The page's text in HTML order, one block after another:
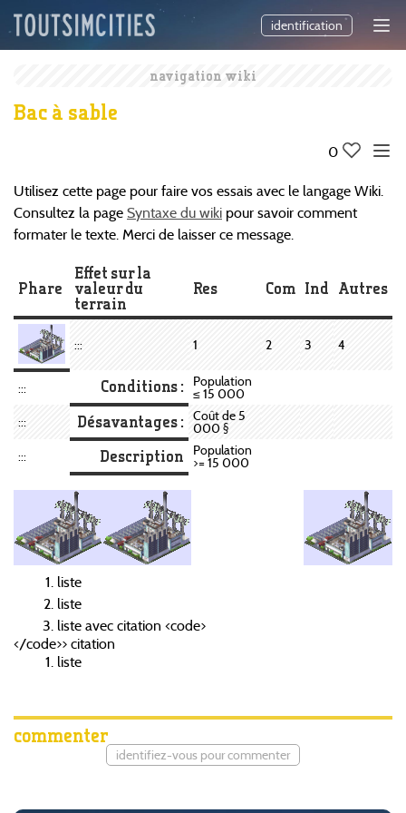
identification
navigation wiki
Bac à sable
0
Utilisez cette page pour faire vos essais avec le langage Wiki.
Consultez la page Syntaxe du wiki pour savoir comment
formater le texte. Merci de laisser ce message.
Phare
Effet sur la
valeur du
terrain
Res Com Ind Autres
::: 1 2 3 4
::: Conditions : Population
≤ 15 000
:::
Désavantages : Coût de 5
000 §
:::
Description Population
>= 15 000
liste
liste
liste avec citation <code>
</code>> citation
liste
commenter
identifiez-vous pour commenter